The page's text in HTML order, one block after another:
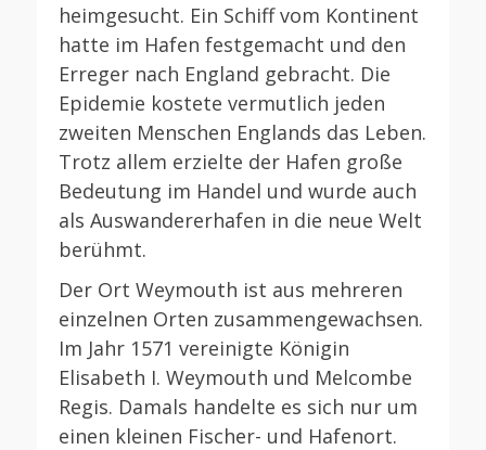
heimgesucht. Ein Schiff vom Kontinent
hatte im Hafen festgemacht und den
Erreger nach England gebracht. Die
Epidemie kostete vermutlich jeden
zweiten Menschen Englands das Leben.
Trotz allem erzielte der Hafen große
Bedeutung im Handel und wurde auch
als Auswandererhafen in die neue Welt
berühmt.
Der Ort Weymouth ist aus mehreren
einzelnen Orten zusammengewachsen.
Im Jahr 1571 vereinigte Königin
Elisabeth I. Weymouth und Melcombe
Regis. Damals handelte es sich nur um
einen kleinen Fischer- und Hafenort.